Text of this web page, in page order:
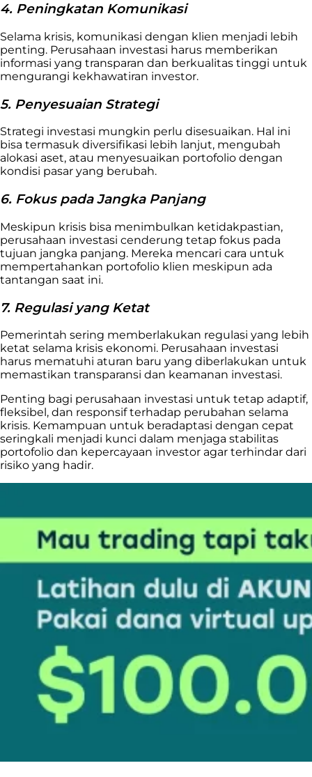
4. Peningkatan Komunikasi
Selama krisis, komunikasi dengan klien menjadi lebih
penting. Perusahaan investasi harus memberikan
informasi yang transparan dan berkualitas tinggi untuk
mengurangi kekhawatiran investor.
5. Penyesuaian Strategi
Strategi investasi mungkin perlu disesuaikan. Hal ini
bisa termasuk diversifikasi lebih lanjut, mengubah
alokasi aset, atau menyesuaikan portofolio dengan
kondisi pasar yang berubah.
6. Fokus pada Jangka Panjang
Meskipun krisis bisa menimbulkan ketidakpastian,
perusahaan investasi cenderung tetap fokus pada
tujuan jangka panjang. Mereka mencari cara untuk
mempertahankan portofolio klien meskipun ada
tantangan saat ini.
7. Regulasi yang Ketat
Pemerintah sering memberlakukan regulasi yang lebih
ketat selama krisis ekonomi. Perusahaan investasi
harus mematuhi aturan baru yang diberlakukan untuk
memastikan transparansi dan keamanan investasi.
Penting bagi perusahaan investasi untuk tetap adaptif,
fleksibel, dan responsif terhadap perubahan selama
krisis. Kemampuan untuk beradaptasi dengan cepat
seringkali menjadi kunci dalam menjaga stabilitas
portofolio dan kepercayaan investor agar terhindar dari
risiko yang hadir.